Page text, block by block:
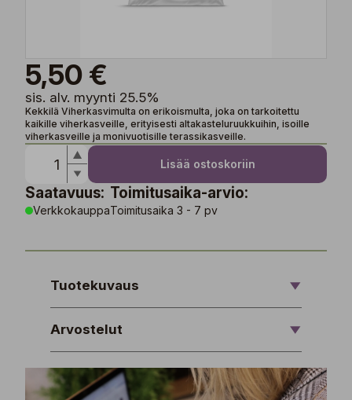
5,50 €
sis. alv. myynti 25.5%
Kekkilä Viherkasvimulta on erikoismulta, joka on tarkoitettu
kaikille viherkasveille, erityisesti altakasteluruukkuihin, isoille
viherkasveille ja monivuotisille terassikasveille.
Lisää ostoskoriin
Saatavuus:
Verkkokauppa
Toimitusaika-arvio:
Toimitusaika 3 - 7 pv
Tuotekuvaus
Arvostelut